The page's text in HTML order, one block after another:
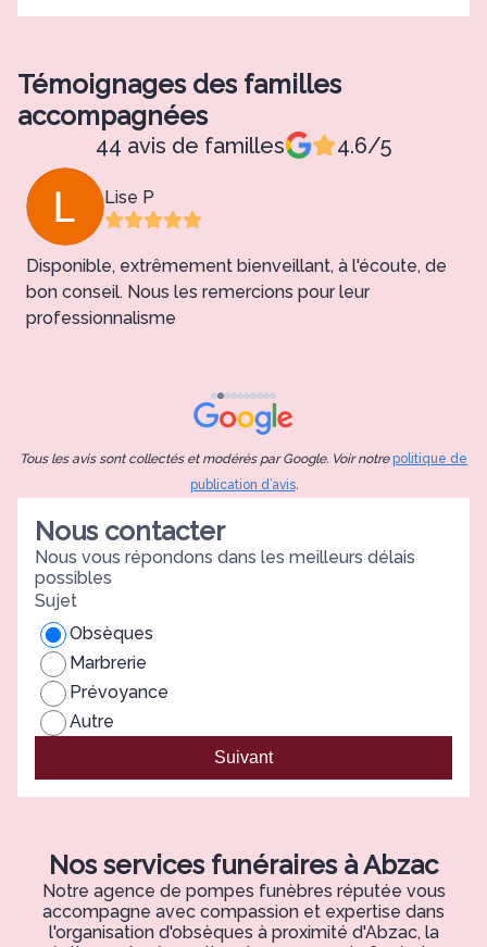
Témoignages des familles
accompagnées
44 avis de familles 4.6/5
Lise P
Disponible, extrêmement bienveillant, à l'écoute, de
bon conseil. Nous les remercions pour leur
professionnalisme
Tous les avis sont collectés et modérés par Google. Voir notrepolitique de
publication d’avis.
Nous contacter
Nous vous répondons dans les meilleurs délais
possibles
Sujet
Obsèques
Marbrerie
Prévoyance
Autre
Suivant
Nos services funéraires à Abzac
Notre agence de pompes funèbres réputée vous
accompagne avec compassion et expertise dans
l'organisation d'obsèques à proximité d'Abzac, la